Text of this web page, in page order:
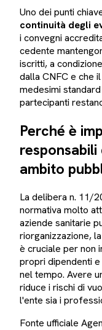
Uno dei punti
continuità degli
i convegni
cedente
iscritti, a
dalla CNFC e che
medesimi
partecipanti
Perché è
ambito
La delibera n. 11/
normativa molto
aziende sanitarie
riorganizzazione,
è cruciale per non
propri dipendenti
nel tempo. Avere
riduce i rischi di
l'ente sia i
Fonte ufficiale